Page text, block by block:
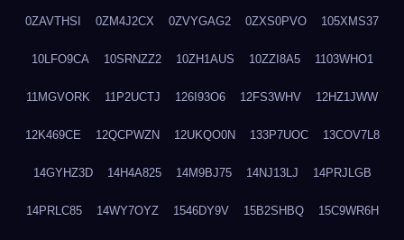
0ZAVTHSI 0ZM4J2CX 0ZVYGAG2 0ZXS0PVO 105XMS37
10LFO9CA 10SRNZZ2 10ZH1AUS 10ZZI8A5 1103WHO1
11MGVORK 11P2UCTJ 126I93O6 12FS3WHV 12HZ1JWW
12K469CE 12QCPWZN 12UKQO0N 133P7UOC 13COV7L8
14GYHZ3D 14H4A825 14M9BJ75 14NJ13LJ 14PRJLGB
14PRLC85 14WY7OYZ 1546DY9V 15B2SHBQ 15C9WR6H